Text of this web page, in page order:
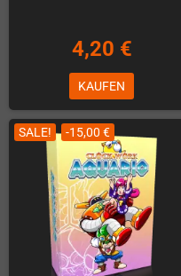
4,20 €
KAUFEN
SALE! -15,00 €